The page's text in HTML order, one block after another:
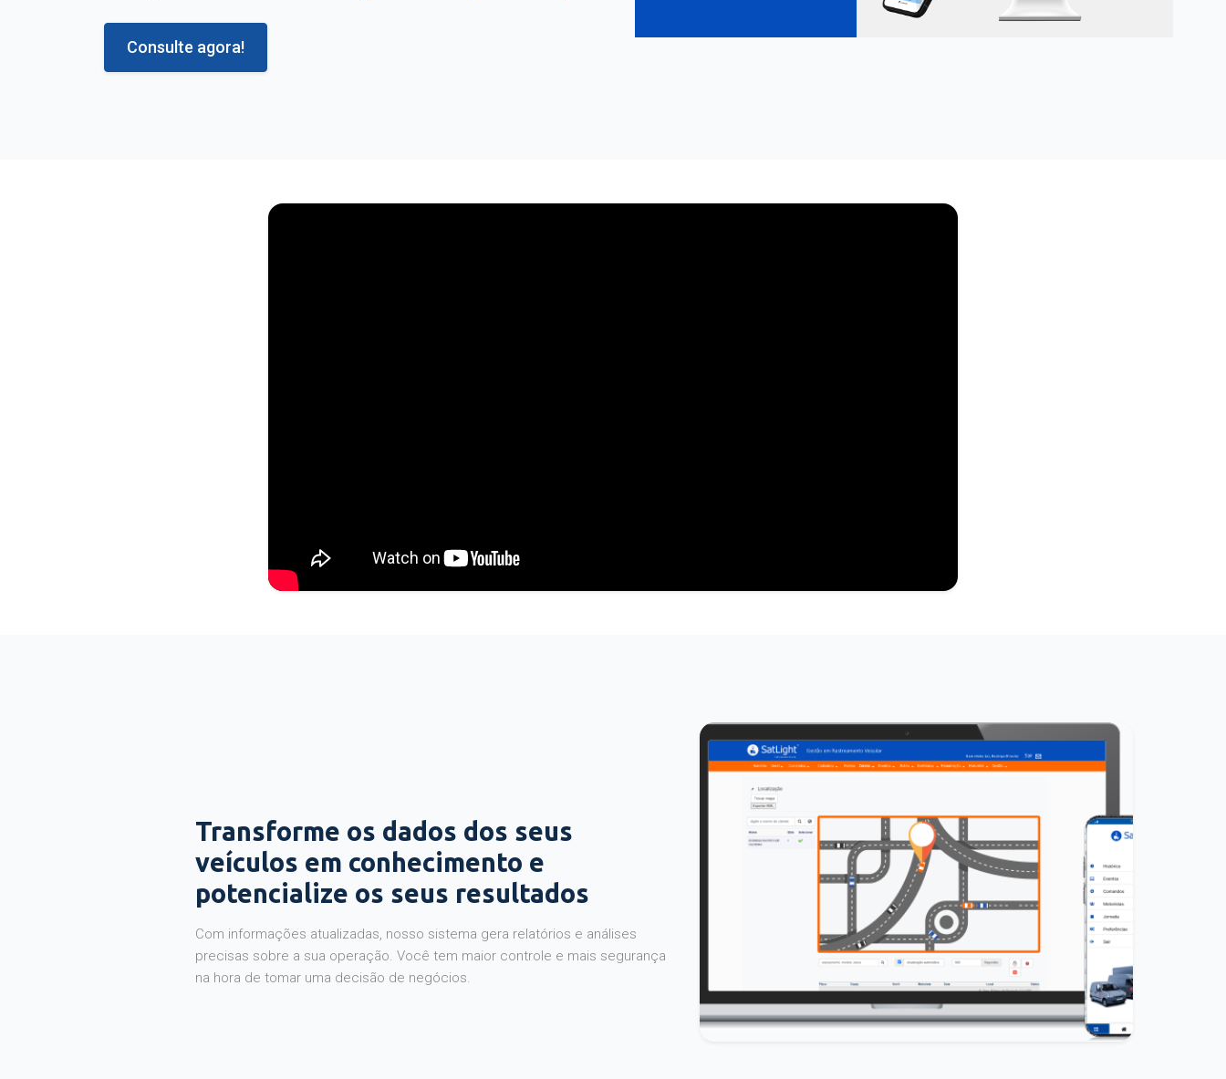
Consulte agora!
Transforme os dados dos seus
veículos em conhecimento e
potencialize os seus resultados
Com informações atualizadas, nosso sistema gera relatórios e análises
precisas sobre a sua operação. Você tem maior controle e mais segurança
na hora de tomar uma decisão de negócios.